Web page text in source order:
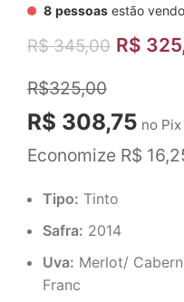
8 pessoas estão
R$345,00 R$
R$325,00
R$ 308,75 no Pix
Economize R$
Tipo: Tinto
Safra: 2014
Uva: Merlot/
Franc